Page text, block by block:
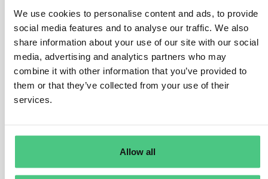
We use cookies to personalise content and ads, to provide
social media features and to analyse our traffic. We also
share information about your use of our site with our social
media, advertising and analytics partners who may
combine it with other information that you’ve provided to
them or that they’ve collected from your use of their
services.
Allow all
CSRD Bericht erstellt und die Tochtergesellschaft
vollständig darin einbezogen ist, dann muss die
konsolidierte Berichterstattung alle wesentlichen
Themen der Tochtergesellschaft abdecken und dies in
einem öffentlich zugänglichen Bericht veröffentlicht
werden. Damit sollten dann alle relevanten
Auskunftspflichten auch gegenüber Stakeholder erfüllt
Allerdings kann eine individuelle Berichterstattung in